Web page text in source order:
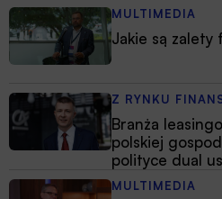
MULTIMEDIA
Jakie są zalety
Z RYNKU
Branża
polskiej
polityce dual
MULTIMEDIA